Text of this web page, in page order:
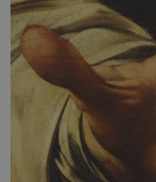
Partecipa
Diventa Partner
Fondazione Trame